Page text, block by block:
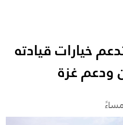
خيارات قيادته
ودعم غزة